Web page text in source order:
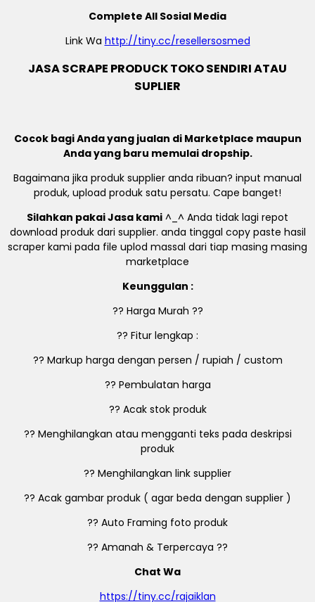
Complete All Sosial Media
Link Wa http://tiny.cc/resellersosmed
JASA SCRAPE PRODUCK TOKO SENDIRI ATAU
SUPLIER
Cocok bagi Anda yang jualan di Marketplace maupun
Anda yang baru memulai dropship.
Bagaimana jika produk supplier anda ribuan? input manual
produk, upload produk satu persatu. Cape banget!
Silahkan pakai Jasa kami ^_^ Anda tidak lagi repot
download produk dari supplier. anda tinggal copy paste hasil
scraper kami pada file uplod massal dari tiap masing masing
marketplace
Keunggulan :
?? Harga Murah ??
?? Fitur lengkap :
?? Markup harga dengan persen / rupiah / custom
?? Pembulatan harga
?? Acak stok produk
?? Menghilangkan atau mengganti teks pada deskripsi
produk
?? Menghilangkan link supplier
?? Acak gambar produk ( agar beda dengan supplier )
?? Auto Framing foto produk
?? Amanah & Terpercaya ??
Chat Wa
https://tiny.cc/rajaiklan